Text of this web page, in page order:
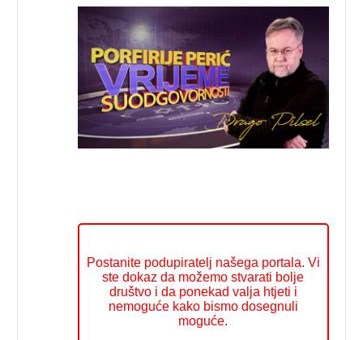
Postanite podupiratelj našega portala. Vi
ste dokaz da možemo stvarati bolje
društvo i da ponekad valja htjeti i
nemoguće kako bismo dosegnuli
moguće.